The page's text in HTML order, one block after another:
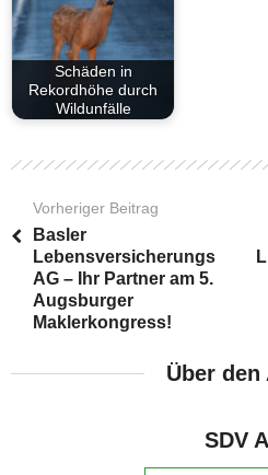
Schäden in
Rekordhöhe durch
Wildunfälle
Vorheriger Beitrag
Basler
Lebensversicherungs
AG – Ihr Partner am 5.
Augsburger
Maklerkongress!
Über den
SDV